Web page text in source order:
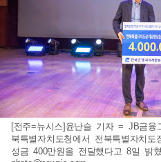
[전주=뉴시스]윤난슬 기자 = JB금융
북특별자치도청에서 전북특별자치
성금 400만원을 전달했다고 8일 밝